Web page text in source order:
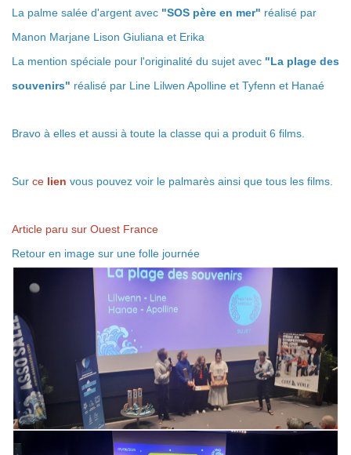
La palme salée d'argent avec "SOS père en mer" réalisé par
Manon Marjane Lison Giuliana et Erika
La mention spéciale pour l'originalité du sujet avec "La plage des
souvenirs" réalisé par Line Lilwen Apolline et Tyfenn et Hanaé
Bravo à elles et aussi à toute la classe qui a produit 6 films.
Sur ce lien vous pouvez voir le palmarès ainsi que tous les films.
Article paru sur Ouest France
Retour en image sur une folle journée